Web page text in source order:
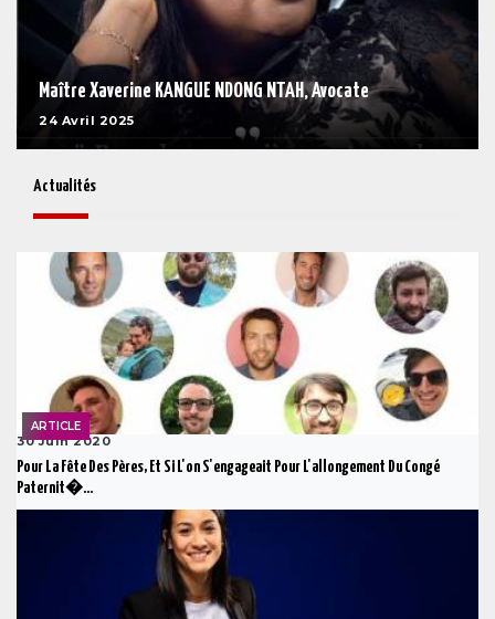
Maître Xaverine KANGUE NDONG NTAH, Avocate
24 Avril 2025
Actualités
ARTICLE
30 Juin 2020
Pour La Fête Des Pères, Et Si L'on S'engageait Pour L'allongement Du Congé
Paternit�...